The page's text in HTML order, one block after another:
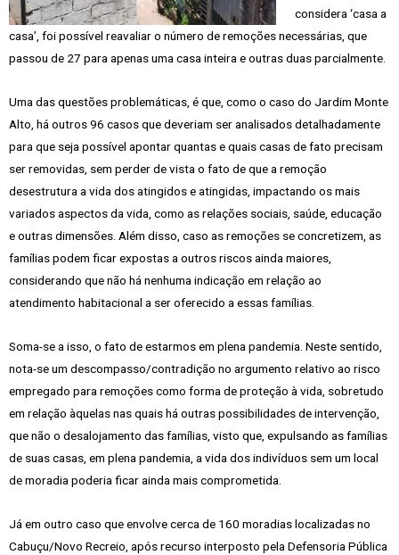
considera ‘casa a
casa’, foi possível reavaliar o número de remoções necessárias, que
passou de 27 para apenas uma casa inteira e outras duas parcialmente.
Uma das questões problemáticas, é que, como o caso do Jardim Monte
Alto, há outros 96 casos que deveriam ser analisados detalhadamente
para que seja possível apontar quantas e quais casas de fato precisam
ser removidas, sem perder de vista o fato de que a remoção
desestrutura a vida dos atingidos e atingidas, impactando os mais
variados aspectos da vida, como as relações sociais, saúde, educação
e outras dimensões. Além disso, caso as remoções se concretizem, as
famílias podem ficar expostas a outros riscos ainda maiores,
considerando que não há nenhuma indicação em relação ao
atendimento habitacional a ser oferecido a essas famílias.
Soma-se a isso, o fato de estarmos em plena pandemia. Neste sentido,
nota-se um descompasso/contradição no argumento relativo ao risco
empregado para remoções como forma de proteção à vida, sobretudo
em relação àquelas nas quais há outras possibilidades de intervenção,
que não o desalojamento das famílias, visto que, expulsando as famílias
de suas casas, em plena pandemia, a vida dos indivíduos sem um local
de moradia poderia ficar ainda mais comprometida.
Já em outro caso que envolve cerca de 160 moradias localizadas no
Cabuçu/Novo Recreio, após recurso interposto pela Defensoria Pública